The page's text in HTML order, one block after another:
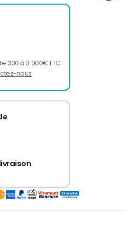
de 300 à 3 000€ TTC